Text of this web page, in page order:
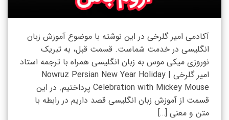
آکادمی امیر گلرخی در این نوشته با موضوع آموزش زبان
انگلیسی در خدمت شماست. قسمت قبل، به تبریک
نوروزی میکی موس به زبان انگلیسی همراه با ترجمه استاد
امیر گلرخی | Nowruz Persian New Year Holiday
Celebration with Mickey Mouse پرداختیم. در این
قسمت از آموزش زبان انگلیسی قصد داریم در رابطه با
متن و معنی […]